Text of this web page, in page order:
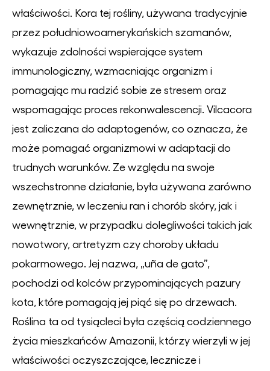
właściwości. Kora tej rośliny, używana tradycyjnie
przez południowoamerykańskich szamanów,
wykazuje zdolności wspierające system
immunologiczny, wzmacniając organizm i
pomagając mu radzić sobie ze stresem oraz
wspomagając proces rekonwalescencji. Vilcacora
jest zaliczana do adaptogenów, co oznacza, że
może pomagać organizmowi w adaptacji do
trudnych warunków. Ze względu na swoje
wszechstronne działanie, była używana zarówno
zewnętrznie, w leczeniu ran i chorób skóry, jak i
wewnętrznie, w przypadku dolegliwości takich jak
nowotwory, artretyzm czy choroby układu
pokarmowego. Jej nazwa, „uña de gato”,
pochodzi od kolców przypominających pazury
kota, które pomagają jej piąć się po drzewach.
Roślina ta od tysiącleci była częścią codziennego
życia mieszkańców Amazonii, którzy wierzyli w jej
właściwości oczyszczające, lecznicze i